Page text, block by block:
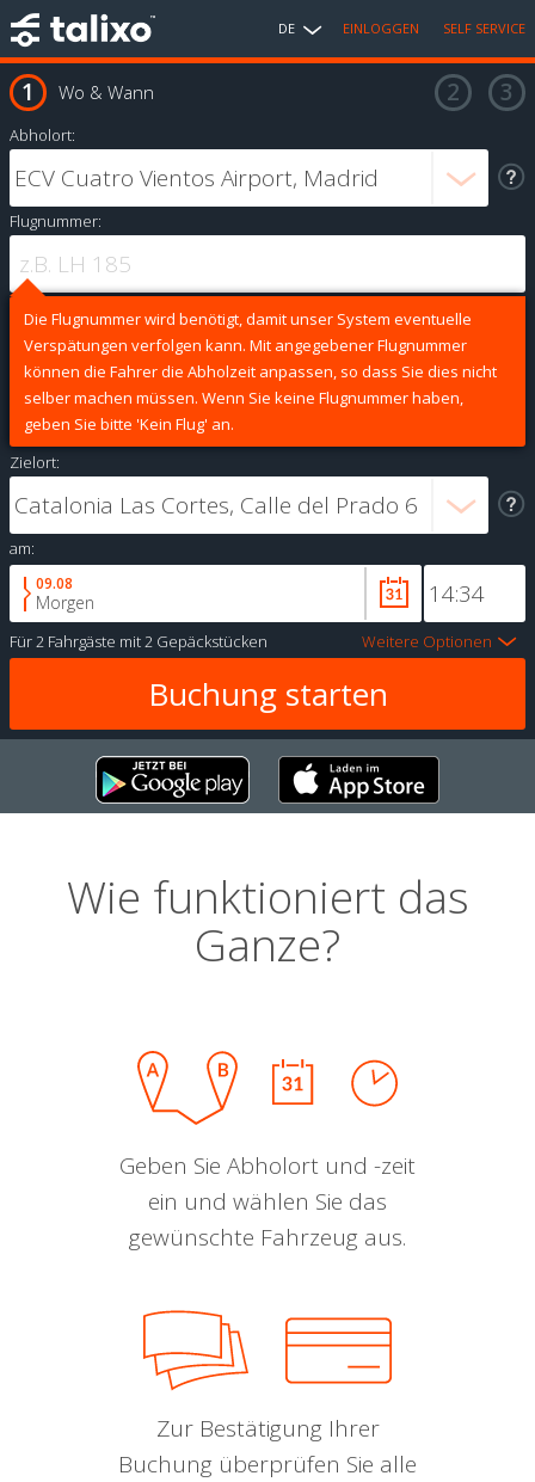
DE EINLOGGEN SELF SERVICE
Wo & Wann
Abholort:
Flugnummer:
Die Flugnummer wird benötigt, damit unser System eventuelle
Verspätungen verfolgen kann. Mit angegebener Flugnummer
können die Fahrer die Abholzeit anpassen, so dass Sie dies nicht
selber machen müssen. Wenn Sie keine Flugnummer haben,
geben Sie bitte 'Kein Flug' an.
Zielort:
am:
09.08
Morgen
Für2 Fahrgäste mit2 Gepäckstücken Weitere Optionen
Wie funktioniert das
Ganze?
Geben Sie Abholort und -zeit
ein und wählen Sie das
gewünschte Fahrzeug aus.
Zur Bestätigung Ihrer
Buchung überprüfen Sie alle